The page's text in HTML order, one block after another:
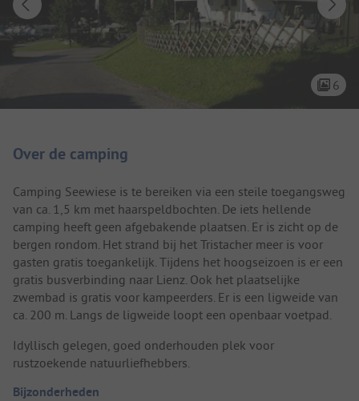
6
Over de camping
Camping Seewiese is te bereiken via een steile toegangsweg
van ca. 1,5 km met haarspeldbochten. De iets hellende
camping heeft geen afgebakende plaatsen. Er is zicht op de
bergen rondom. Het strand bij het Tristacher meer is voor
gasten gratis toegankelijk. Tijdens het hoogseizoen is er een
gratis busverbinding naar Lienz. Ook het plaatselijke
zwembad is gratis voor kampeerders. Er is een ligweide van
ca. 200 m. Langs de ligweide loopt een openbaar voetpad.
Idyllisch gelegen, goed onderhouden plek voor
rustzoekende natuurliefhebbers.
Bijzonderheden